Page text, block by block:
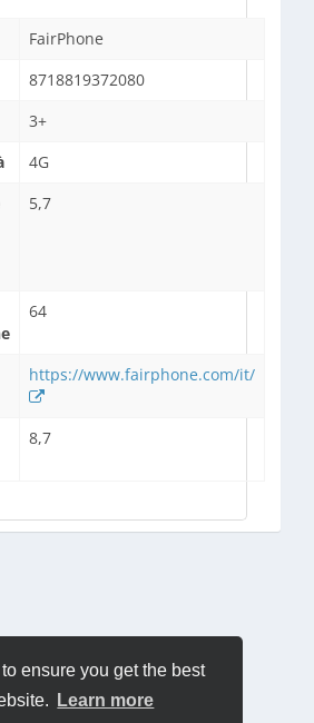
ensure you get the best
Learn more
FairPhone
8718819372080
3+
4G
5,7
64
https://www.fairphone.com/it/
8,7